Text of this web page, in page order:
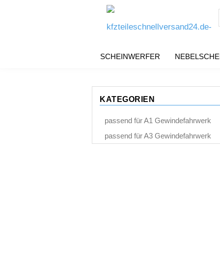
SCHEINWERFER
KATEGORIEN
passend für A1 Gewindefahrwerk
passend für A3 Gewindefahrwerk